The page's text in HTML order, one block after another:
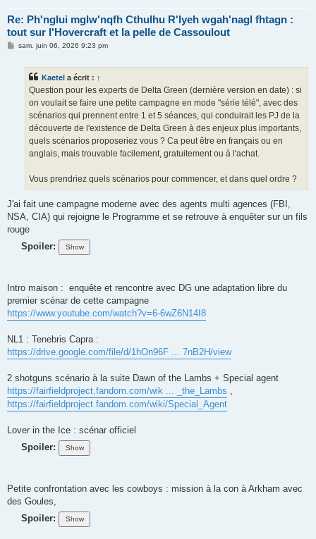
Re: Ph'nglui mglw'nqfh Cthulhu R'lyeh wgah'nagl fhtagn :
tout sur l'Hovercraft et la pelle de Cassoulout
Msam. juin 06, 2026 9:23 pm
Kaetel a écrit : ↑
Question pour les experts de Delta Green (dernière version en date) : si
on voulait se faire une petite campagne en mode "série télé", avec des
scénarios qui prennent entre 1 et 5 séances, qui conduirait les PJ de la
découverte de l'existence de Delta Green à des enjeux plus importants,
quels scénarios proposeriez vous ? Ca peut être en français ou en
anglais, mais trouvable facilement, gratuitement ou à l'achat.
Vous prendriez quels scénarios pour commencer, et dans quel ordre ?
J'ai fait une campagne moderne avec des agents multi agences (FBI,
NSA, CIA) qui rejoigne le Programme et se retrouve à enquêter sur un fils
rouge
Spoiler:
Intro maison : enquête et rencontre avec DG une adaptation libre du
premier scénar de cette campagne
https://www.youtube.com/watch?v=6-6wZ6N14I8
NL1 : Tenebris Capra :
https://drive.google.com/file/d/1hOn96F ... 7nB2H/view
2 shotguns scénario à la suite Dawn of the Lambs + Special agent
https://fairfieldproject.fandom.com/wik ... _the_Lambs
https://fairfieldproject.fandom.com/wiki/Special_Agent
Lover in the Ice : scénar officiel
Spoiler:
Petite confrontation avec les cowboys : mission à la con à Arkham avec
des Goules,
Spoiler: